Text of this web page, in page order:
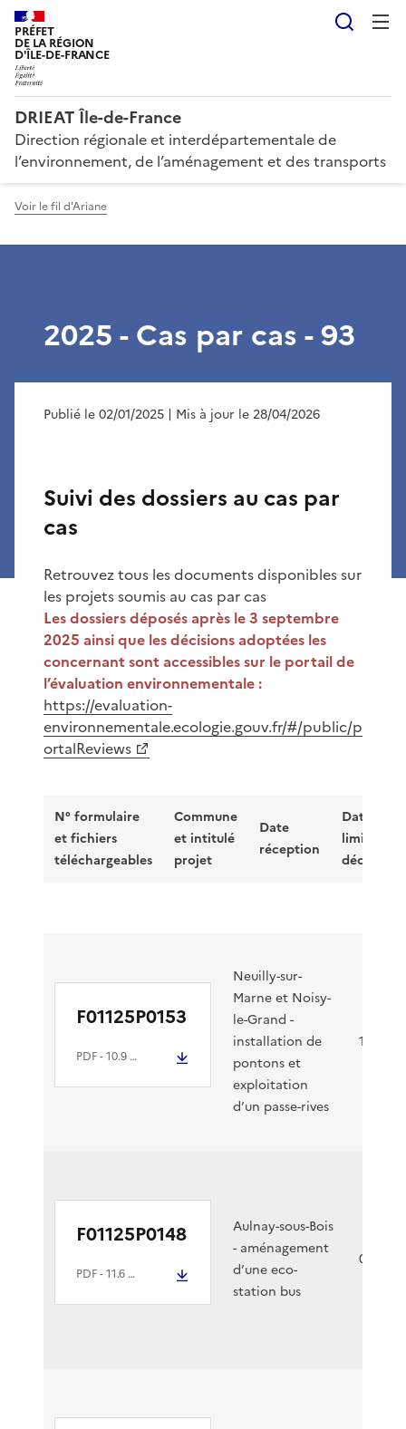
PRÉFET
DE LA RÉGION
D'ÎLE-DE-FRANCE
DRIEAT Île-de-France
Direction régionale et interdépartementale de
l’environnement, de l’aménagement et des transports
Voir le fil d'Ariane
2025 - Cas par cas - 93
Publié le 02/01/2025 | Mis à jour le 28/04/2026
Suivi des dossiers au cas par
cas
Retrouvez tous les documents disponibles sur
les projets soumis au cas par cas
Les dossiers déposés après le 3 septembre
2025 ainsi que les décisions adoptées les
concernant sont accessibles sur le portail de
l’évaluation environnementale :
https://evaluation-
environnementale.ecologie.gouv.fr/#/public/p
ortalReviews
N° formulaire
et fichiers
téléchargeables
Commune
et intitulé
projet
Date
réception
Date
limite
décision
F01125P0153
PDF- 10.9 Mio
Neuilly-sur-
Marne et Noisy-
le-Grand -
installation de
pontons et
exploitation
d’un passe-rives
11/09/
F01125P0148
PDF- 11.6 Mio
Aulnay-sous-Bois
- aménagement
d’une eco-
station bus
01/09/